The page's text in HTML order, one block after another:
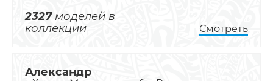
2327моделей в
коллекции
Смотреть
Александр